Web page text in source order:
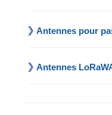
Antennes pour
Antennes